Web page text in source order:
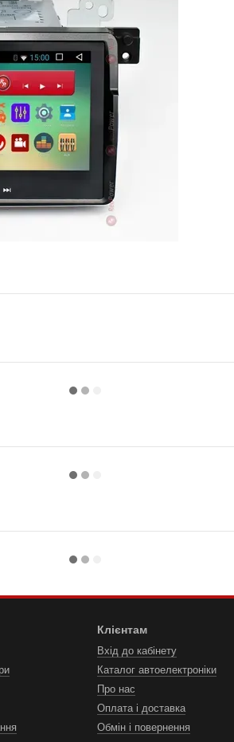
Клієнтам
Вхід до кабінету
Каталог автоелектроніки
Про нас
Оплата і доставка
Обмін і повернення